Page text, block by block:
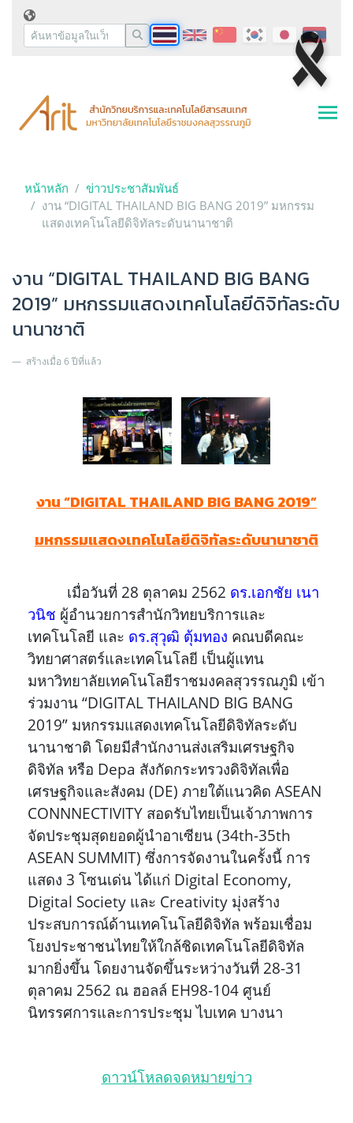
หน้าหลัก
ข่าวประชาสัมพันธ์
งาน “DIGITAL THAILAND BIG BANG 2019” มหกรรม
แสดงเทคโนโลยีดิจิทัลระดับนานาชาติ
งาน “DIGITAL THAILAND BIG BANG
2019” มหกรรมแสดงเทคโนโลยีดิจิทัลระดับ
นานาชาติ
สร้างเมื่อ 6 ปีที่แล้ว
งาน “DIGITAL THAILAND BIG BANG 2019”
มหกรรมแสดงเทคโนโลยีดิจิทัลระดับนานาชาติ
เมื่อวันที่ 28 ตุลาคม 2562 ดร.เอกชัย เนา
วนิช ผู้อำนวยการสำนักวิทยบริการและ
เทคโนโลยี และ ดร.สุวุฒิ ตุ้มทอง คณบดีคณะ
วิทยาศาสตร์และเทคโนโลยี เป็นผู้แทน
มหาวิทยาลัยเทคโนโลยีราชมงคลสุวรรณภูมิ เข้า
ร่วมงาน “DIGITAL THAILAND BIG BANG
2019” มหกรรมแสดงเทคโนโลยีดิจิทัลระดับ
นานาชาติ โดยมีสำนักงานส่งเสริมเศรษฐกิจ
ดิจิทัล หรือ Depa สังกัดกระทรวงดิจิทัลเพื่อ
เศรษฐกิจและสังคม (DE) ภายใต้แนวคิด ASEAN
CONNNECTIVITY สอดรับไทยเป็นเจ้าภาพการ
จัดประชุมสุดยอดผู้นำอาเซียน (34th-35th
ASEAN SUMMIT) ซึ่งการจัดงานในครั้งนี้ การ
แสดง 3 โซนเด่น ได้แก่ Digital Economy,
Digital Society และ Creativity มุ่งสร้าง
ประสบการณ์ด้านเทคโนโลยีดิจิทัล พร้อมเชื่อม
โยงประชาชนไทยให้ใกล้ชิดเทคโนโลยีดิจิทัล
มากยิ่งขึ้น โดยงานจัดขึ้นระหว่างวันที่ 28-31
ตุลาคม 2562 ณ ฮอลล์ EH98-104 ศูนย์
นิทรรศการและการประชุม ไบเทค บางนา
ดาวน์โหลดจดหมายข่าว